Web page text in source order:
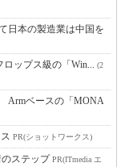
日本の製造業は中国を
ップス級の「Win... (2
Armベースの「MONA
PR(ショットワークス)
ステップPR(ITmedia エ